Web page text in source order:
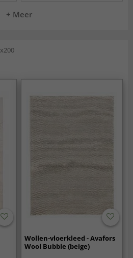
+ Meer
Wollen-vloerkleed - Avafors
Wool Bubble (beige)